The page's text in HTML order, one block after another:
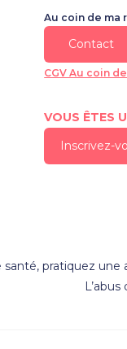
Au coin de ma
Contact
CGV Au coin
VOUS ÊTES
Inscrivez-
santé, pratiquez